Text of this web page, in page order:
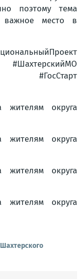
поэтому тема
важное место в
#ГосСтарт